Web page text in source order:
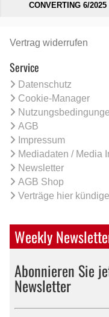
CONVERTING 6/2025
Vertrag widerrufen
Service
Datenschutz
Cookie-Manager
AGB
Impressum
Mediadaten / Media
Newsletter
AGB Shop
Verträge hier
Weekly
Abonnieren Sie
Newsletter